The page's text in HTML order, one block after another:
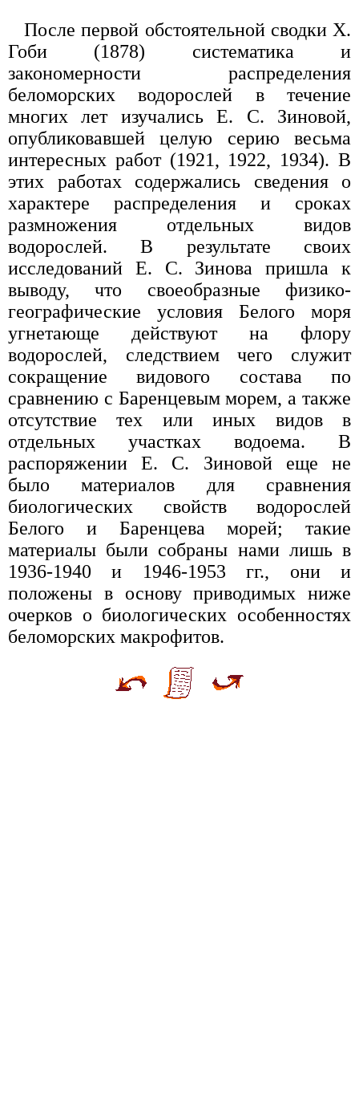
После первой обстоятельной сводки X.
Гоби (1878) систематика и
закономерности распределения
беломорских водорослей в течение
многих лет изучались Е. С. Зиновой,
опубликовавшей целую серию весьма
интересных работ (1921, 1922, 1934). В
этих работах содержались сведения о
характере распределения и сроках
размножения отдельных видов
водорослей. В результате своих
исследований Е. С. Зинова пришла к
выводу, что своеобразные физико-
географические условия Белого моря
угнетающе действуют на флору
водорослей, следствием чего служит
сокращение видового состава по
сравнению с Баренцевым морем, а также
отсутствие тех или иных видов в
отдельных участках водоема. В
распоряжении Е. С. Зиновой еще не
было материалов для сравнения
биологических свойств водорослей
Белого и Баренцева морей; такие
материалы были собраны нами лишь в
1936-1940 и 1946-1953 гг., они и
положены в основу приводимых ниже
очерков о биологических особенностях
беломорских макрофитов.